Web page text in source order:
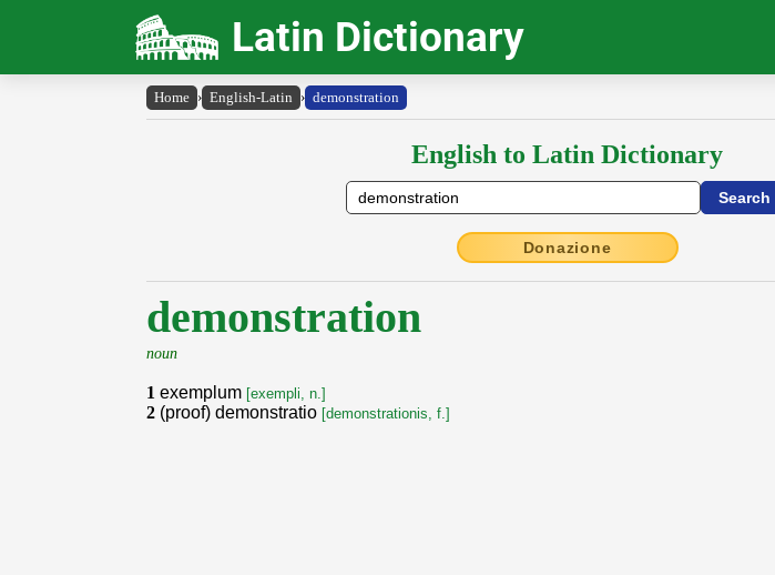
Latin Dictionary
Home › English-Latin › demonstration
English to Latin Dictionary
Donazione
demonstration
noun
1 exemplum [exempli, n.]
2 (proof) demonstratio [demonstrationis, f.]